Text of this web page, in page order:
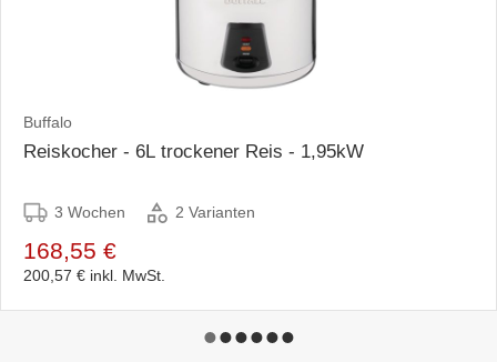
Buffalo
Reiskocher - 6L trockener Reis - 1,95kW
3 Wochen 2 Varianten
168,55 €
200,57 € inkl. MwSt.